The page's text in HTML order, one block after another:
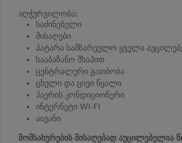
აღჭურვილობა:
საძინებელი
მისაღები
პატარა სამზარეულო ყველა
სააბაზანო შხაპით
ცენტრალური გათბობა
ცხელი და ცივი წყალი
ჰაერის კონდიციონერი
ინტერნეტი WI-FI
აივანი
მომსახურების მისაღებად აუცილებელია